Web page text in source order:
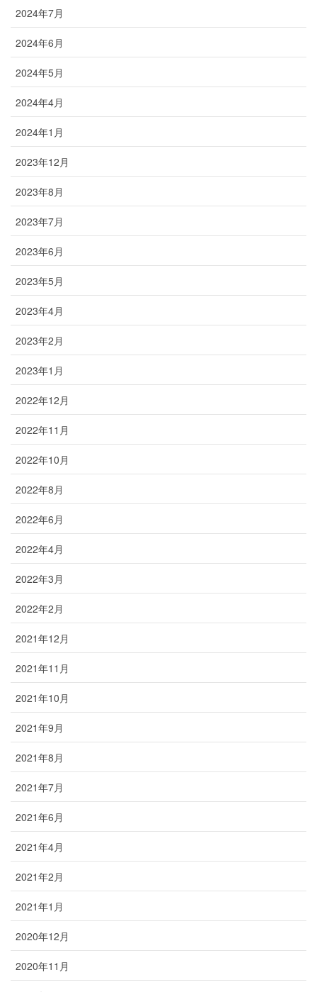
2024年7月
2024年6月
2024年5月
2024年4月
2024年1月
2023年12月
2023年8月
2023年7月
2023年6月
2023年5月
2023年4月
2023年2月
2023年1月
2022年12月
2022年11月
2022年10月
2022年8月
2022年6月
2022年4月
2022年3月
2022年2月
2021年12月
2021年11月
2021年10月
2021年9月
2021年8月
2021年7月
2021年6月
2021年4月
2021年2月
2021年1月
2020年12月
2020年11月